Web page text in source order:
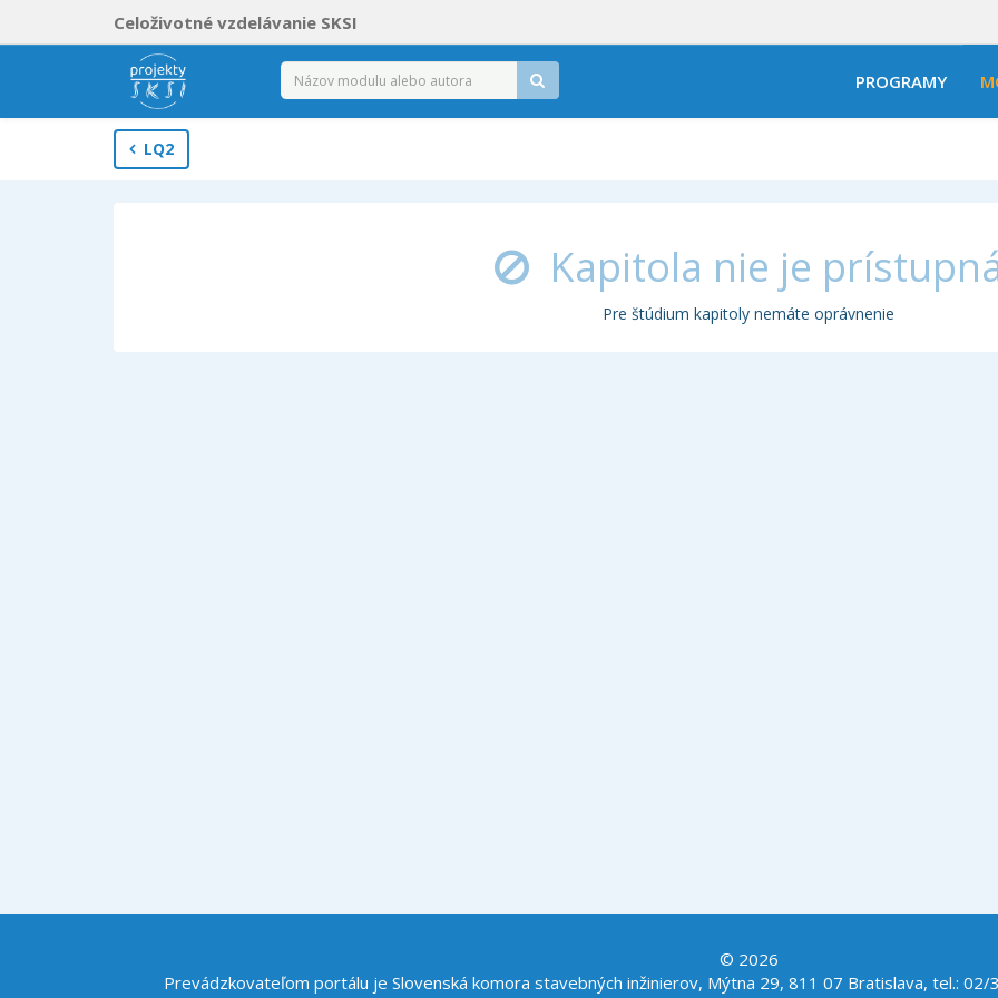
Celoživotné vzdelávanie SKSI
PROGRAMY
LQ2
Kapitola nie je
Pre štúdium kapitoly nemáte oprávnenie
© 2026
Prevádzkovateľom portálu je Slovenská komora stavebných inžinierov, Mýtna 29, 811 07 Bratislava, tel.: 02/